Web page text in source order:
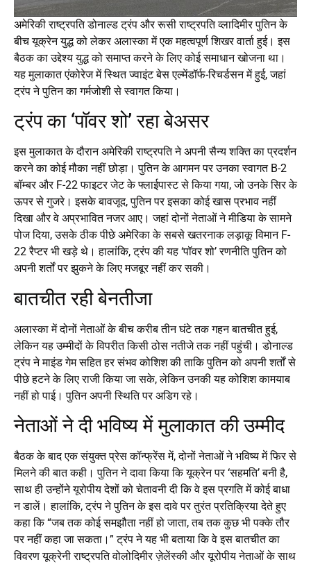
अमेरिकी राष्ट्रपति डोनाल्ड ट्रंप और रूसी राष्ट्रपति व्लादिमीर पुतिन के
बीच यूक्रेन युद्ध को लेकर अलास्का में एक महत्वपूर्ण शिखर वार्ता हुई। इस
बैठक का उद्देश्य युद्ध को समाप्त करने के लिए कोई समाधान खोजना था।
यह मुलाकात एंकोरेज में स्थित ज्वाइंट बेस एल्मेंडॉर्फ-रिचर्डसन में हुई, जहां
ट्रंप ने पुतिन का गर्मजोशी से स्वागत किया।
ट्रंप का ‘पॉवर शो’ रहा बेअसर
इस मुलाकात के दौरान अमेरिकी राष्ट्रपति ने अपनी सैन्य शक्ति का प्रदर्शन
करने का कोई मौका नहीं छोड़ा। पुतिन के आगमन पर उनका स्वागत B-2
बॉम्बर और F-22 फाइटर जेट के फ्लाईपास्ट से किया गया, जो उनके सिर के
ऊपर से गुजरे। इसके बावजूद, पुतिन पर इसका कोई खास प्रभाव नहीं
दिखा और वे अप्रभावित नजर आए। जहां दोनों नेताओं ने मीडिया के सामने
पोज दिया, उसके ठीक पीछे अमेरिका के सबसे खतरनाक लड़ाकू विमान F-
22 रैप्टर भी खड़े थे। हालांकि, ट्रंप की यह ‘पॉवर शो’ रणनीति पुतिन को
अपनी शर्तों पर झुकने के लिए मजबूर नहीं कर सकी।
बातचीत रही बेनतीजा
अलास्का में दोनों नेताओं के बीच करीब तीन घंटे तक गहन बातचीत हुई,
लेकिन यह उम्मीदों के विपरीत किसी ठोस नतीजे तक नहीं पहुंची। डोनाल्ड
ट्रंप ने माइंड गेम सहित हर संभव कोशिश की ताकि पुतिन को अपनी शर्तों से
पीछे हटने के लिए राजी किया जा सके, लेकिन उनकी यह कोशिश कामयाब
नहीं हो पाई। पुतिन अपनी स्थिति पर अडिग रहे।
नेताओं ने दी भविष्य में मुलाकात की उम्मीद
बैठक के बाद एक संयुक्त प्रेस कॉन्फ्रेंस में, दोनों नेताओं ने भविष्य में फिर से
मिलने की बात कही। पुतिन ने दावा किया कि यूक्रेन पर ‘सहमति’ बनी है,
साथ ही उन्होंने यूरोपीय देशों को चेतावनी दी कि वे इस प्रगति में कोई बाधा
न डालें। हालांकि, ट्रंप ने पुतिन के इस दावे पर तुरंत प्रतिक्रिया देते हुए
कहा कि “जब तक कोई समझौता नहीं हो जाता, तब तक कुछ भी पक्के तौर
पर नहीं कहा जा सकता।” ट्रंप ने यह भी बताया कि वे इस बातचीत का
विवरण यूक्रेनी राष्ट्रपति वोलोदिमीर ज़ेलेंस्की और यूरोपीय नेताओं के साथ